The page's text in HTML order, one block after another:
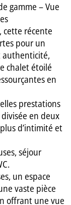
gamme – Vue
cette récente
pour un
authenticité,
chalet étoilé
en
prestations
en deux
d’intimité et
séjour
un espace
vaste pièce
offrant une vue